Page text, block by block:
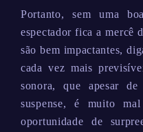
Portanto, sem uma
espectador fica a mercê
são bem impactantes,
cada vez mais
sonora, que apesar
suspense, é muito mal
oportunidade de